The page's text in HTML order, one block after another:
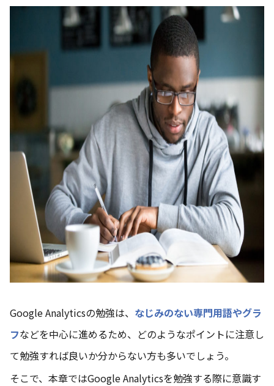
Google Analyticsの勉強は、 なじみのない専門用語やグラ
フなどを中心に進めるため、どのようなポイントに注意し
て勉強すれば良いか分からない方も多いでしょう。
そこで、本章ではGoogle Analyticsを勉強する際に意識す